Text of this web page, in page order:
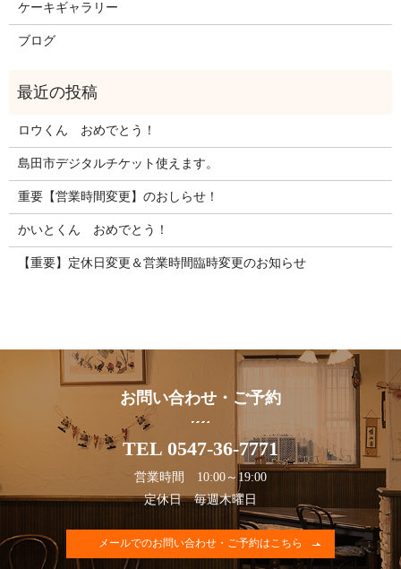
ケーキギャラリー
ブログ
ロウくん おめでとう！
島田市デジタルチケット使えます。
重要【営業時間変更】のおしらせ！
かいとくん おめでとう！
【重要】定休日変更＆営業時間臨時変更のお知らせ
お問い合わせ・ご予約
TEL 0547-36-7771
営業時間 10:00～19:00
定休日 毎週木曜日
メールでのお問い合わせ・ご予約はこちら